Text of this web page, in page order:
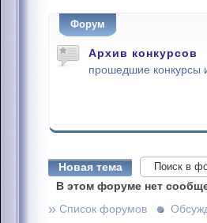
Форум
Архив конкурсов
прошедшие конкурсы
Новая тема
В этом форуме нет
» Список форумов